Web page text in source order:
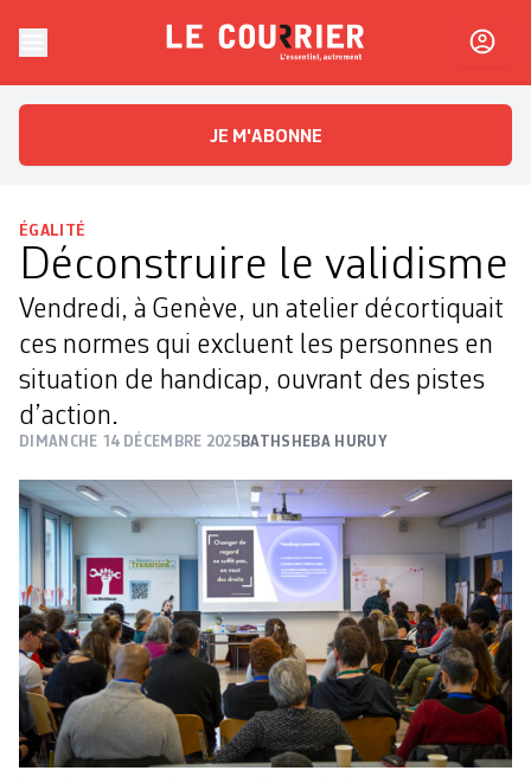
Le CourrierL'essentiel, autrement
JE M'ABONNE
ÉGALITÉ
Déconstruire le validisme
Vendredi, à Genève, un atelier décortiquait
ces normes qui excluent les personnes en
situation de handicap, ouvrant des pistes
d’action.
DIMANCHE 14 DÉCEMBRE 2025BATHSHEBA HURUY